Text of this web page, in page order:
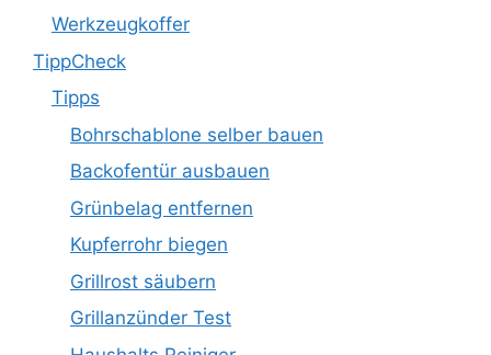
Werkzeugkoffer
TippCheck
Tipps
Bohrschablone selber bauen
Backofentür ausbauen
Grünbelag entfernen
Kupferrohr biegen
Grillrost säubern
Grillanzünder Test